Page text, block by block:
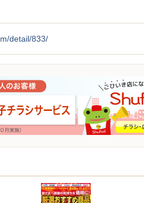
detail/833/